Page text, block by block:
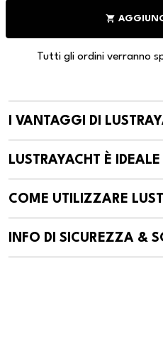
shopping_cart
Tutti gli ordini verranno
I VANTAGGI DI
LUSTRAYACHT È IDEALE
COME UTILIZZARE
INFO DI SICUREZZA &